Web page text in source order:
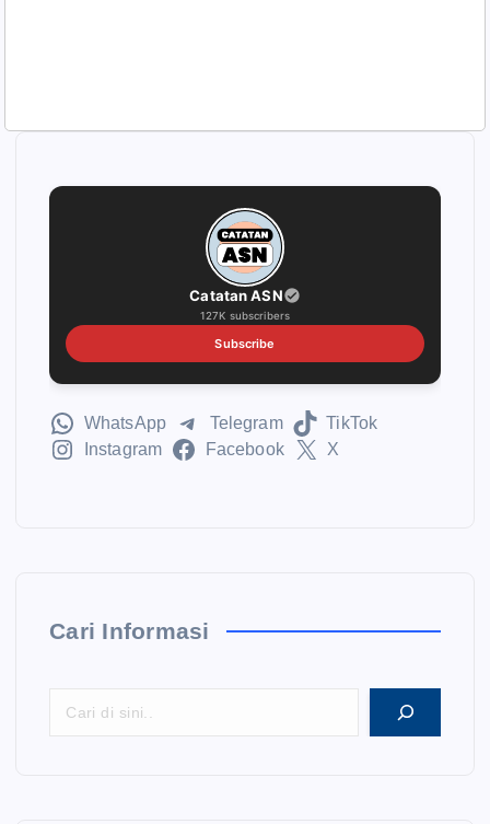
Catatan ASN
127K subscribers
Subscribe
WhatsApp Telegram
TikTok
Instagram
Facebook X
Cari Informasi